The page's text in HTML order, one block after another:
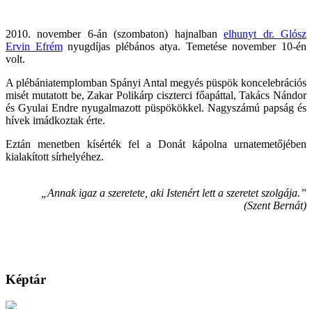
2010. november 6-án (szombaton) hajnalbanelhunyt dr. Glósz
Ervin Efrémnyugdíjas plébános atya. Temetése november 10-én
volt.
A plébániatemplomban Spányi Antal megyés püspök koncelebrációs
misét mutatott be, Zakar Polikárp ciszterci főapáttal, Takács Nándor
és Gyulai Endre nyugalmazott püspökökkel. Nagyszámú papság és
hívek imádkoztak érte.
Eztán menetben kísérték fel a Donát kápolna urnatemetőjében
kialakított sírhelyéhez.
„Annak igaz a szeretete, aki Istenért lett a szeretet szolgája.”
(Szent Bernát)
Képtár